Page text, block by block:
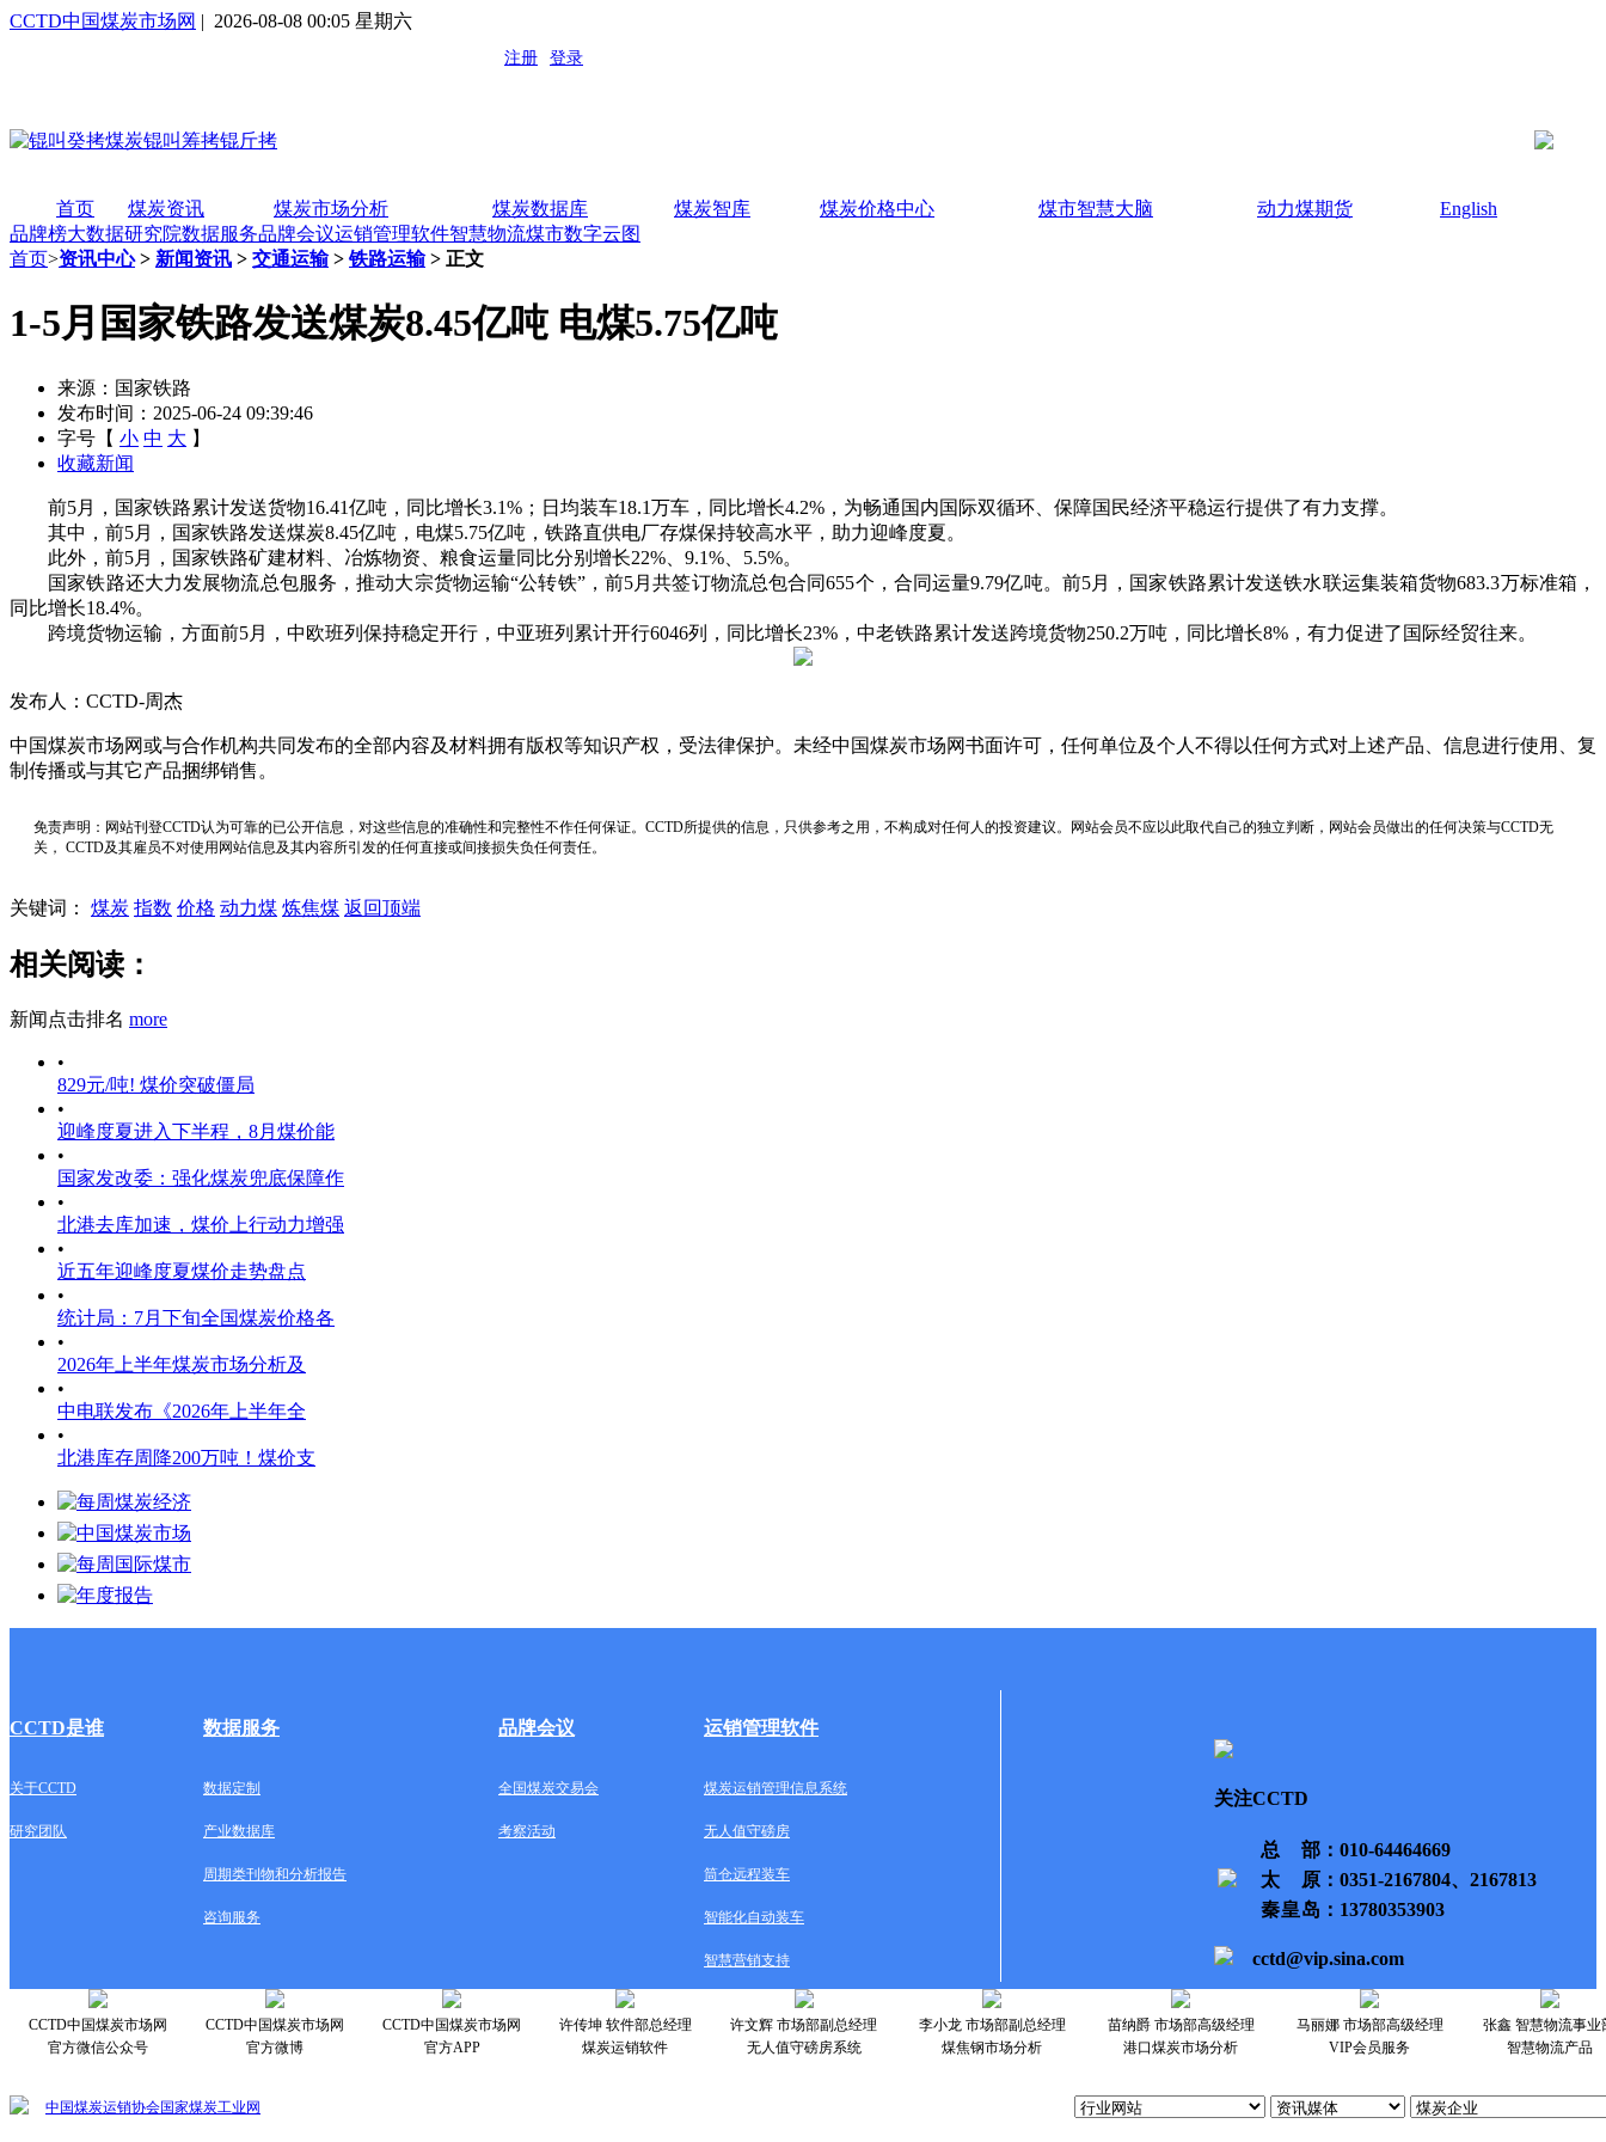
CCTD中国煤炭市场网 | 2026-08-08 00:05 星期六
首页 煤炭资讯 煤炭市场分析 煤炭数据库 煤炭智库 煤炭价格中心 煤市智慧大脑 动力煤期货
English
品牌榜大数据研究院数据服务品牌会议运销管理软件智慧物流煤市数字云图
首页>资讯中心> 新闻资讯 > 交通运输> 铁路运输> 正文
1-5月国家铁路发送煤炭8.45亿吨 电煤5.75亿吨
来源：国家铁路
发布时间：2025-06-24 09:39:46
字号【 小 中 大 】
收藏新闻
前5月，国家铁路累计发送货物16.41亿吨，同比增长3.1%；日均装车18.1万车，同比增长4.2%，为畅通国内国际双循环、保障国民经济平稳运行提供了有力支撑。
其中，前5月，国家铁路发送煤炭8.45亿吨，电煤5.75亿吨，铁路直供电厂存煤保持较高水平，助力迎峰度夏。
此外，前5月，国家铁路矿建材料、冶炼物资、粮食运量同比分别增长22%、9.1%、5.5%。
国家铁路还大力发展物流总包服务，推动大宗货物运输“公转铁”，前5月共签订物流总包合同655个，合同运量9.79亿吨。前5月，国家铁路累计发送铁水联运集装箱货物683.3万标准箱，
同比增长18.4%。
跨境货物运输，方面前5月，中欧班列保持稳定开行，中亚班列累计开行6046列，同比增长23%，中老铁路累计发送跨境货物250.2万吨，同比增长8%，有力促进了国际经贸往来。
发布人：CCTD-周杰
中国煤炭市场网或与合作机构共同发布的全部内容及材料拥有版权等知识产权，受法律保护。未经中国煤炭市场网书面许可，任何单位及个人不得以任何方式对上述产品、信息进行使用、复
制传播或与其它产品捆绑销售。
免责声明：网站刊登CCTD认为可靠的已公开信息，对这些信息的准确性和完整性不作任何保证。CCTD所提供的信息，只供参考之用，不构成对任何人的投资建议。网站会员不应以此取代自己的独立判断，网站会员做出的任何决策与CCTD无
关， CCTD及其雇员不对使用网站信息及其内容所引发的任何直接或间接损失负任何责任。
关键词： 煤炭 指数 价格 动力煤 炼焦煤 返回顶端
相关阅读：
新闻点击排名 more
•
829元/吨! 煤价突破僵局
•
迎峰度夏进入下半程，8月煤价能
•
国家发改委：强化煤炭兜底保障作
•
北港去库加速，煤价上行动力增强
•
近五年迎峰度夏煤价走势盘点
•
统计局：7月下旬全国煤炭价格各
•
2026年上半年煤炭市场分析及
•
中电联发布《2026年上半年全
•
北港库存周降200万吨！煤价支
CCTD是谁 数据服务 品牌会议 运销管理软件
关于CCTD 数据定制 全国煤炭交易会 煤炭运销管理信息系统
研究团队 产业数据库 考察活动 无人值守磅房
周期类刊物和分析报告 筒仓远程装车
咨询服务 智能化自动装车
智慧营销支持
关注CCTD
总部 ：010-64464669
太原 ：0351-2167804、2167813
秦皇岛 ：13780353903
cctd@vip.sina.com
CCTD中国煤炭市场网
官方微信公众号
CCTD中国煤炭市场网
官方微博
CCTD中国煤炭市场网
官方APP
许传坤 软件部总经理
煤炭运销软件
许文辉 市场部副总经理
无人值守磅房系统
李小龙 市场部副总经理
煤焦钢市场分析
苗纳爵 市场部高级经理
港口煤炭市场分析
马丽娜 市场部高级经理
VIP会员服务
张鑫 智慧物流事业
智慧物流产品
中国煤炭运销协会国家煤炭工业网